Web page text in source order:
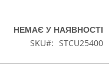
НЕМАЄ У НАЯВНОСТІ
SKU
STCU25400